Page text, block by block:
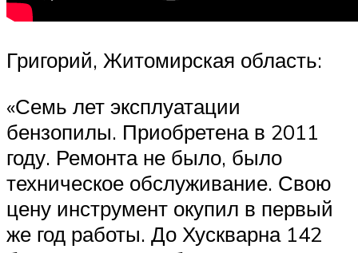
Григорий, Житомирская область:
«Семь лет эксплуатации
бензопилы. Приобретена в 2011
году. Ремонта не было, было
техническое обслуживание. Свою
цену инструмент окупил в первый
же год работы. До Хускварна 142